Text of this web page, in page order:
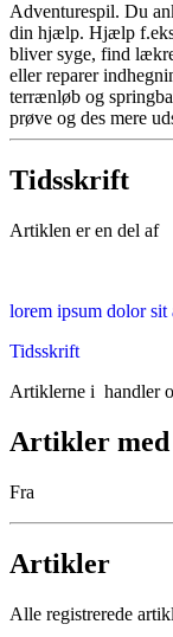
Adventurespil. Du
din hjælp. Hjælp
bliver syge, find
eller reparer
terrænløb og
prøve og des mere
Tidsskrift
Artiklen er en del af
lorem ipsum dolor sit
Tidsskrift
Artiklerne i handler
Artikler med
Fra
Artikler
Alle registrerede